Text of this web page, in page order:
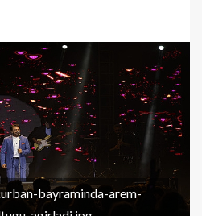
bayraminda-arem-